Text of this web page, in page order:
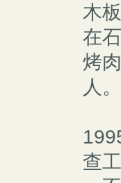
木
在
烤
人。
查